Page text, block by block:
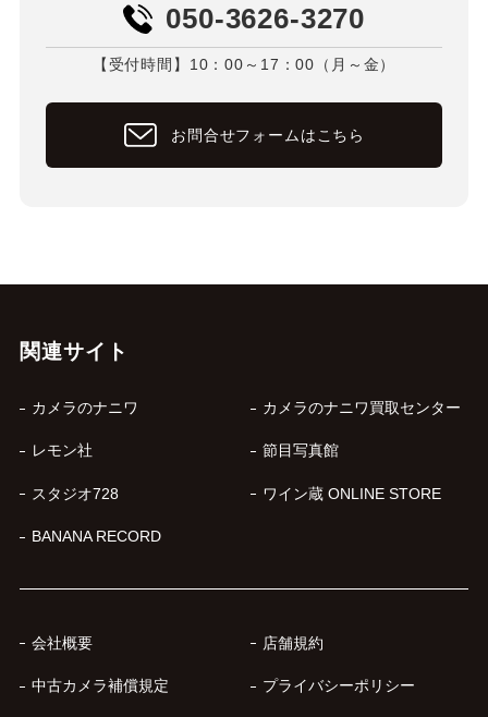
050-3626-3270
【受付時間】10：00～17：00（月～金）
お問合せフォームはこちら
関連サイト
カメラのナニワ カメラのナニワ買取センター
レモン社 節目写真館
スタジオ728 ワイン蔵 ONLINE STORE
BANANA RECORD
会社概要 店舗規約
中古カメラ補償規定 プライバシーポリシー